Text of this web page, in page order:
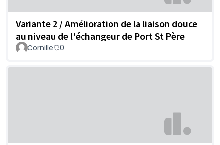
Variante 2 / Amélioration de la liaison douce
au niveau de l'échangeur de Port St Père
Cornille 0